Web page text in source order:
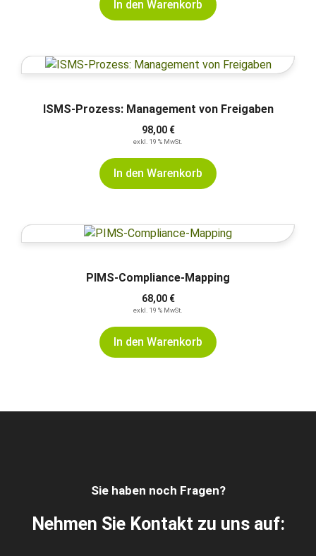
In den Warenkorb
ISMS-Prozess: Management von Freigaben
98,00 €
exkl. 19 % MwSt.
In den Warenkorb
PIMS-Compliance-Mapping
68,00 €
exkl. 19 % MwSt.
In den Warenkorb
Sie haben noch Fragen?
Nehmen Sie Kontakt zu uns auf: